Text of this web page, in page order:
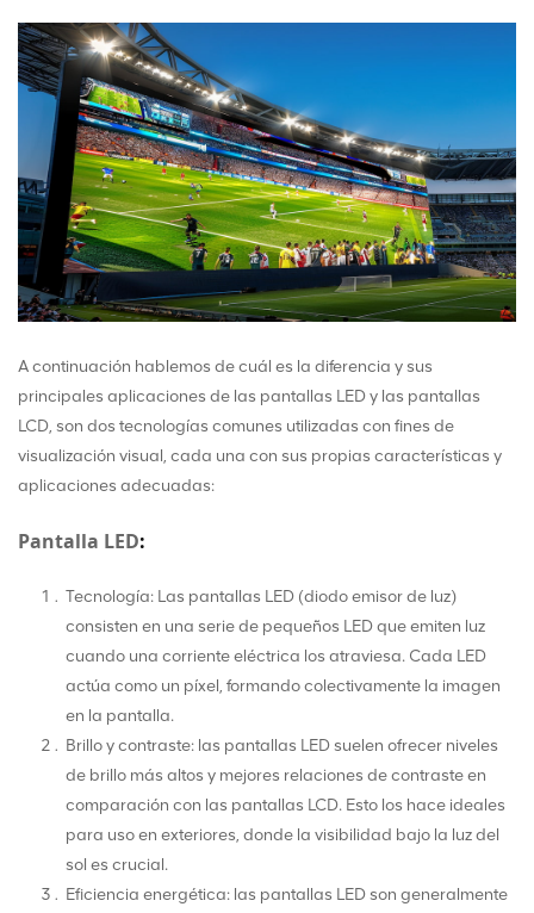
A continuación hablemos de cuál es la diferencia y sus
principales aplicaciones de las pantallas LED y las pantallas
LCD, son dos tecnologías comunes utilizadas con fines de
visualización visual, cada una con sus propias características y
aplicaciones adecuadas:
Pantalla LED:
Tecnología: Las pantallas LED (diodo emisor de luz)
consisten en una serie de pequeños LED que emiten luz
cuando una corriente eléctrica los atraviesa. Cada LED
actúa como un píxel, formando colectivamente la imagen
en la pantalla.
Brillo y contraste: las pantallas LED suelen ofrecer niveles
de brillo más altos y mejores relaciones de contraste en
comparación con las pantallas LCD. Esto los hace ideales
para uso en exteriores, donde la visibilidad bajo la luz del
sol es crucial.
Eficiencia energética: las pantallas LED son generalmente